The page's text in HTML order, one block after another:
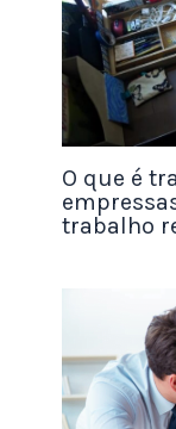
quando o
É um
ganhar algum
que você
Tudo o que
com
Os programas
empresas
O que é
trabalho